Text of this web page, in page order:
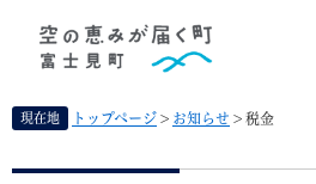
先 現在地 トップページ > お知らせ > 税金
本